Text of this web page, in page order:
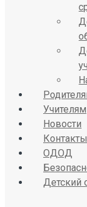
8 (812) 746-
дом 34, литер А
Учителям
Новости
Контакты
ОДОД
Детский